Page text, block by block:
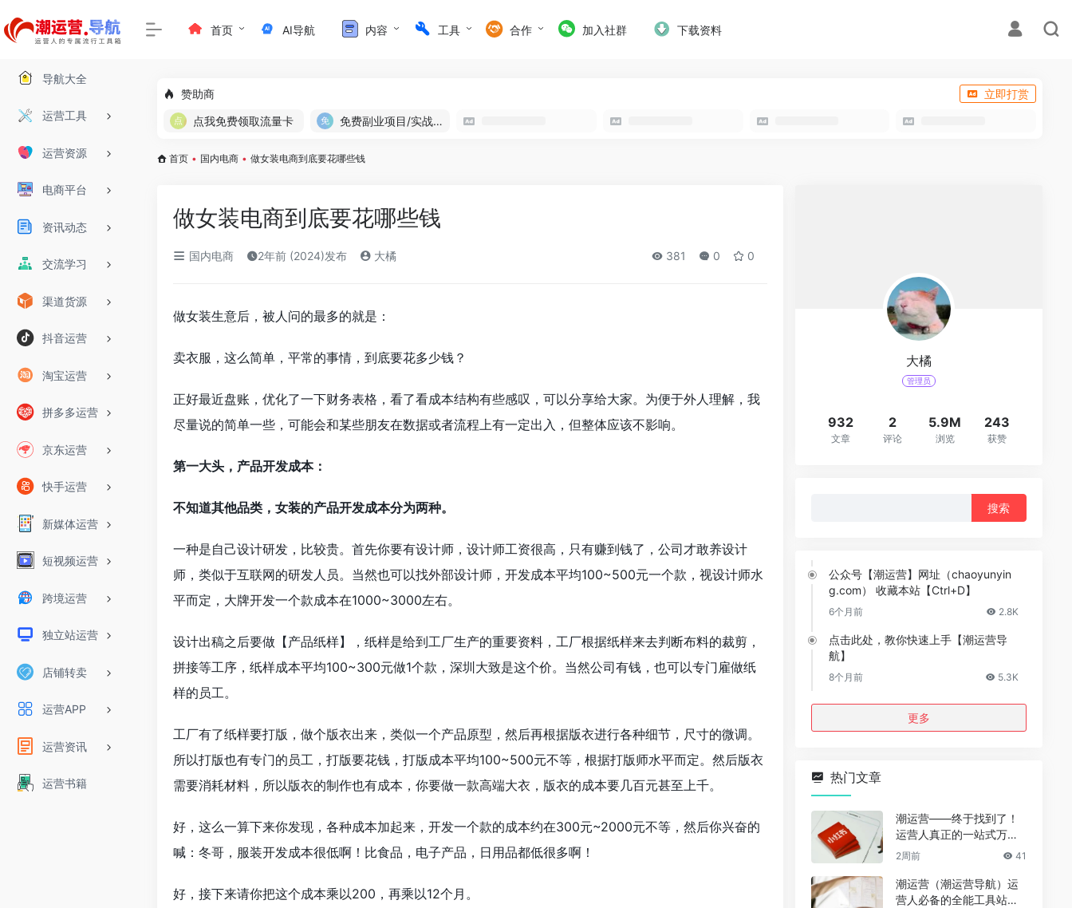
导航大全
运营工具
运营资源
电商平台
资讯动态
交流学习
渠道货源
抖音运营
淘宝运营
拼多多运营
京东运营
快手运营
新媒体运营
短视频运营
跨境运营
独立站运营
店铺转卖
运营APP
运营资讯
运营书籍
首页 AI导航 内容 工具 合作 加入社群 下载资料
赞助商
立即打赏
点我免费领取流量卡
免费副业项目/实战推荐
首页 • 国内电商 • 做女装电商到底要花哪些钱
做女装电商到底要花哪些钱
国内电商 2年前 (2024)发布 大橘 381 0 0
做女装生意后，被人问的最多的就是：
卖衣服，这么简单，平常的事情，到底要花多少钱？
正好最近盘账，优化了一下财务表格，看了看成本结构有些感叹，可以分享给大家。为便于外人理解，我
尽量说的简单一些，可能会和某些朋友在数据或者流程上有一定出入，但整体应该不影响。
第一大头，产品开发成本：
不知道其他品类，女装的产品开发成本分为两种。
一种是自己设计研发，比较贵。首先你要有设计师，设计师工资很高，只有赚到钱了，公司才敢养设计
师，类似于互联网的研发人员。当然也可以找外部设计师，开发成本平均100~500元一个款，视设计师水
平而定，大牌开发一个款成本在1000~3000左右。
设计出稿之后要做【产品纸样】，纸样是给到工厂生产的重要资料，工厂根据纸样来去判断布料的裁剪，
拼接等工序，纸样成本平均100~300元做1个款，深圳大致是这个价。当然公司有钱，也可以专门雇做纸
样的员工。
工厂有了纸样要打版，做个版衣出来，类似一个产品原型，然后再根据版衣进行各种细节，尺寸的微调。
所以打版也有专门的员工，打版要花钱，打版成本平均100~500元不等，根据打版师水平而定。然后版衣
需要消耗材料，所以版衣的制作也有成本，你要做一款高端大衣，版衣的成本要几百元甚至上千。
好，这么一算下来你发现，各种成本加起来，开发一个款的成本约在300元~2000元不等，然后你兴奋的
喊：冬哥，服装开发成本很低啊！比食品，电子产品，日用品都低很多啊！
好，接下来请你把这个成本乘以200，再乘以12个月。
大橘
管理员
932
文章
2
评论
5.9M
浏览
243
获赞
公众号【潮运营】网址（chaoyunyin
g.com） 收藏本站【Ctrl+D】
6个月前 2.8K
点击此处，教你快速上手【潮运营导
航】
8个月前 5.3K
更多
热门文章
潮运营——终于找到了！
运营人真正的一站式万能
资源导航（免费、无广
2周前 41
潮运营（潮运营导航）运
营人必备的全能工具站｜